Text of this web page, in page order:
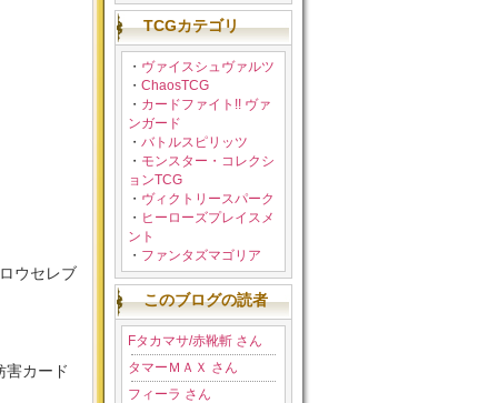
TCGカテゴリ
・ ヴァイスシュヴァルツ
・ ChaosTCG
・ カードファイト!! ヴァ
ンガード
・ バトルスピリッツ
・ モンスター・コレクシ
ョンTCG
・ ヴィクトリースパーク
・ ヒーローズプレイスメ
ント
・ ファンタズマゴリア
このブログの読者
Fタカマサ/赤靴斬 さん
タマーＭＡＸ さん
フィーラ さん
ウセレブ
害カード